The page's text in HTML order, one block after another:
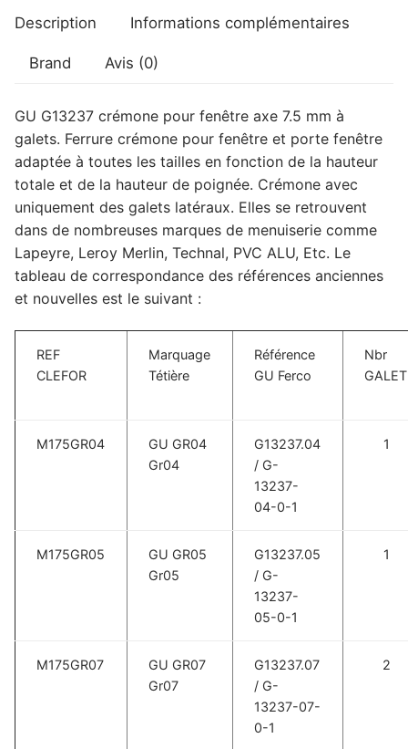
Description Informations complémentaires
Brand Avis (0)
GU G13237 crémone pour fenêtre axe 7.5 mm à
galets. Ferrure crémone pour fenêtre et porte fenêtre
adaptée à toutes les tailles en fonction de la hauteur
totale et de la hauteur de poignée. Crémone avec
uniquement des galets latéraux. Elles se retrouvent
dans de nombreuses marques de menuiserie comme
Lapeyre, Leroy Merlin, Technal, PVC ALU, Etc. Le
tableau de correspondance des références anciennes
et nouvelles est le suivant :
REF
CLEFOR
Marquage
Tétière
Référence
GU Ferco
Nbr
GALET
M175GR04
GU GR04
Gr04
G13237.04
/ G-
13237-
04-0-1
1
M175GR05
GU GR05
Gr05
G13237.05
/ G-
13237-
05-0-1
1
M175GR07
GU GR07
Gr07
G13237.07
/ G-
13237-07-
0-1
2